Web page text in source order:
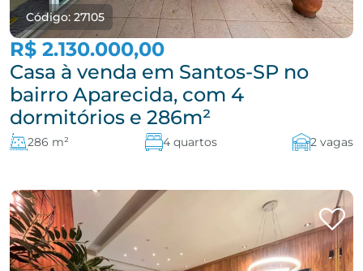
Código: 27105
R$ 2.130.000,00
Casa à venda em Santos-SP no
bairro Aparecida, com 4
dormitórios e 286m²
286 m² 4 quartos 2 vagas